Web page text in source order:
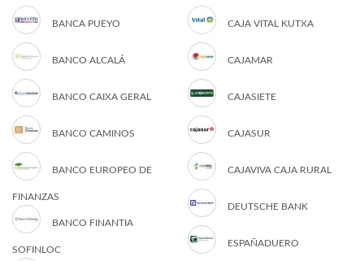
BANCA PUEYO
BANCO ALCALÁ
BANCO CAIXA GERAL
BANCO CAMINOS
BANCO EUROPEO DE
FINANZAS
BANCO FINANTIA
SOFINLOC
CAJA VITAL KUTXA
CAJAMAR
CAJASIETE
CAJASUR
CAJAVIVA CAJA RURAL
DEUTSCHE BANK
ESPAÑADUERO